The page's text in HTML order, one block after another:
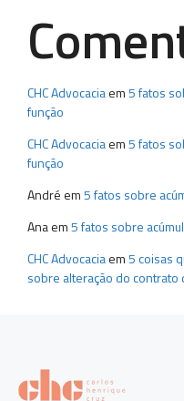
CHC Advocaciaem5 fatos
função
CHC Advocaciaem5 fatos
função
André em5 fatos sobre
Anaem5 fatos sobre
CHC Advocaciaem5 coisas
sobre alteração do contrato